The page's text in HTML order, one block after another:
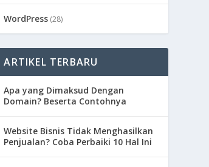
WordPress (28)
ARTIKEL TERBARU
Apa yang Dimaksud Dengan
Domain? Beserta Contohnya
Website Bisnis Tidak Menghasilkan
Penjualan? Coba Perbaiki 10 Hal Ini